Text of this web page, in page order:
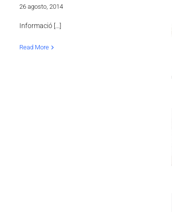
26 agosto, 2014
Informació [...]
Read More